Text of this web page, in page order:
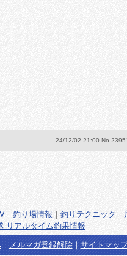
24/12/02 21:00
｜ 釣り場情報 ｜ 釣りテクニック ｜
リアルタイム釣果情報
｜ メルマガ登録解除｜ サイトマッ